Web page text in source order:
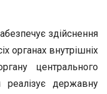
здійснення
органах внутрішніх
центрального
реалізує державну